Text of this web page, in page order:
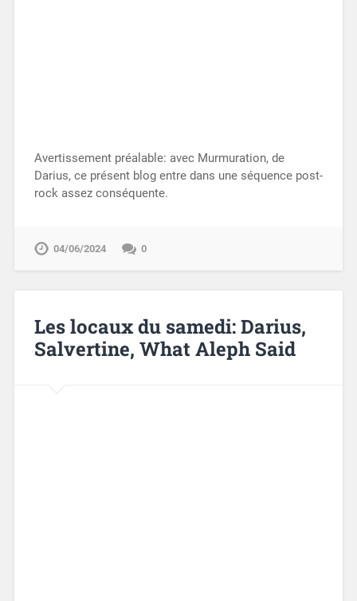
Avertissement préalable: avec Murmuration, de
Darius, ce présent blog entre dans une séquence post-
rock assez conséquente.
04/06/2024 0
Les locaux du samedi: Darius,
Salvertine, What Aleph Said